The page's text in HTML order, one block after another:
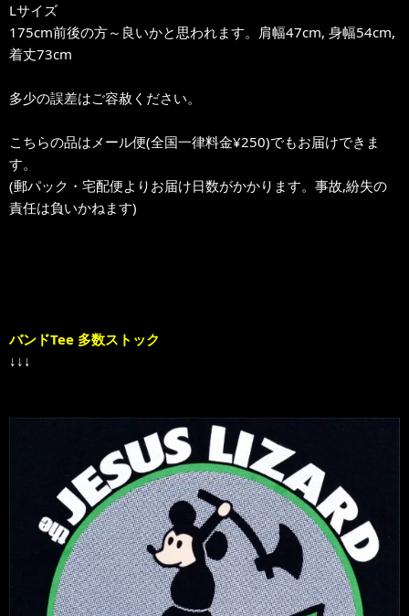
Lサイズ
175cm前後の方～良いかと思われます。肩幅47cm, 身幅54cm,
着丈73cm
多少の誤差はご容赦ください。
こちらの品はメール便(全国一律料金¥250)でもお届けできま
す。
(郵パック・宅配便よりお届け日数がかかります。事故,紛失の
責任は負いかねます)
バンドTee 多数ストック
↓↓↓